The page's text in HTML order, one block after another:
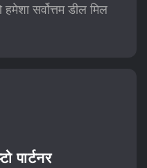
सर्वोत्तम डील मिल
पार्टनर